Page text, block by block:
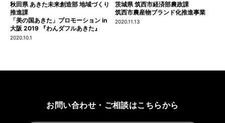
茨城県 筑西市経済部農政課
筑西市農産物ブランド化推進事業
2020.11.13
秋田県 あきた未来創造部 地域づくり
推進課
「美の国あきた」プロモーション in
大阪 2019 『わんダフルあきた』
2020.10.1
お問い合わせ・ご相談はこちらから